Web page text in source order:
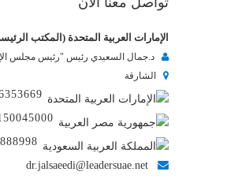
الإمارات العربية المتحدة (المكتب
د.جمال السعيدي رئيس "رئيس مجلس
الشارقة
dr.jalsaeedi@leadersuae.net